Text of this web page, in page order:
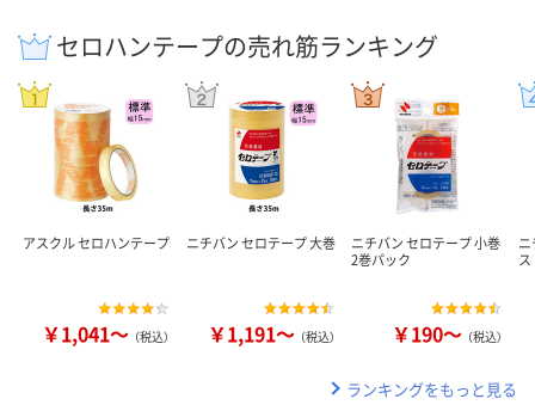
セロハンテープの売れ筋ランキング
アスクル セロハンテープ
￥1,041～ （税込）
ニチバン セロテープ 大巻
￥1,191～ （税込）
ニチバン セロテープ 小巻
2巻パック
￥190～ （税込）
ニ
ランキングをもっと見る